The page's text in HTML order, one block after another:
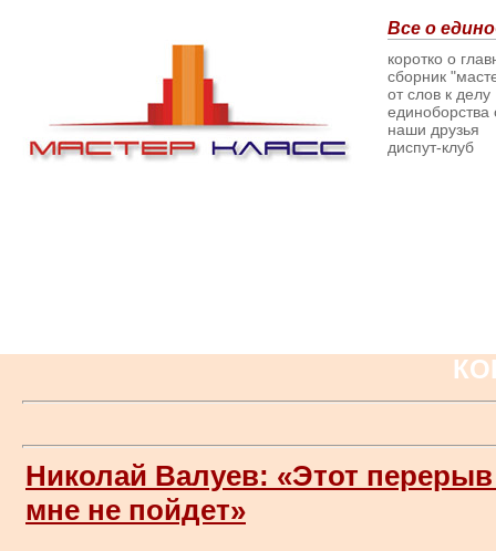
Все о
коротко о
сборник
от слов к делу
наши друзья
диспут-клуб
Николай Валуев: «Этот
мне не пойдет»